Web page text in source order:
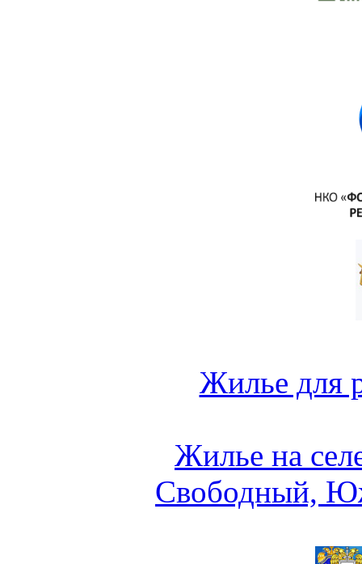
Жилье для
Жилье на
Свободный,